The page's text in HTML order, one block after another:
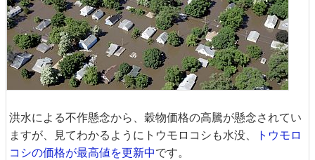
洪水による不作懸念から、穀物価格の高騰が懸念されてい
ますが、見てわかるようにトウモロコシも水没、
トウモロ
コシの価格が最高値を更新中です。